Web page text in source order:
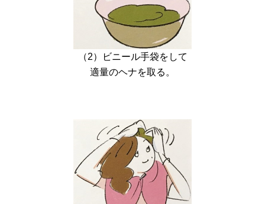
（2）ビニール手袋をして
適量のヘナを取る。